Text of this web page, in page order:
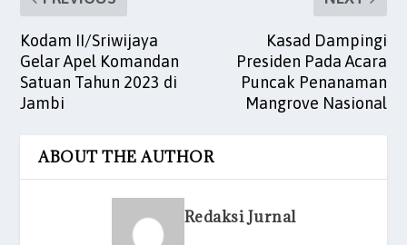
Kodam II/Sriwijaya
Gelar Apel Komandan
Satuan Tahun 2023 di
Jambi
Kasad Dampingi
Presiden Pada Acara
Puncak Penanaman
Mangrove Nasional
ABOUT THE AUTHOR
Redaksi Jurnal